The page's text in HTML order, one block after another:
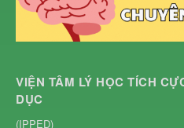
VIỆN TÂM LÝ HỌC TÍCH
DỤC
(IPPED)